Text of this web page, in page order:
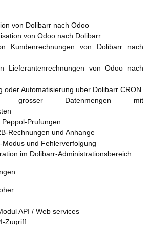
von Dolibarr nach Odoo
von Odoo nach Dolibarr
Kundenrechnungen von Dolibarr nach
Lieferantenrechnungen von Odoo nach
oder Automatisierung uber Dolibarr CRON
grosser Datenmengen mit
Prufungen
Rechnungen und Anhange
und Fehlerverfolgung
im Dolibarr-Administrationsbereich
API / Web services
Zugriff